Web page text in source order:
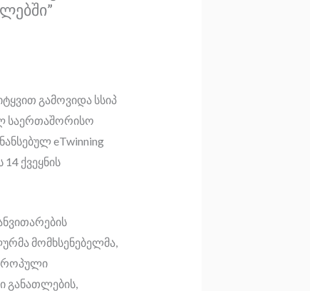
გამოვიდა სსიპ
საერთაშორისო
eTwinning
ქვეყნის
მომხსენებელმა,
განათლების,